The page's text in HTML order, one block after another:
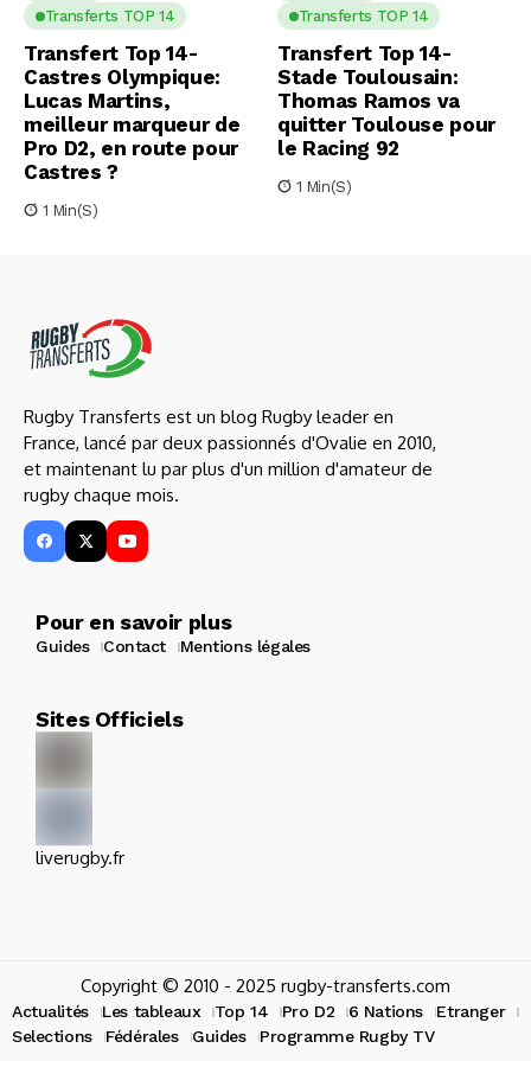
Transferts TOP 14
Transfert Top 14-
Castres Olympique:
Lucas Martins,
meilleur marqueur de
Pro D2, en route pour
Castres ?
1 Min(s)
Transferts TOP 14
Transfert Top 14-
Stade Toulousain:
Thomas Ramos va
quitter Toulouse pour
le Racing 92
1 Min(s)
Rugby Transferts est un blog Rugby leader en
France, lancé par deux passionnés d'Ovalie en 2010,
et maintenant lu par plus d'un million d'amateur de
rugby chaque mois.
Pour en savoir plus
Guides Contact Mentions légales
Sites Officiels
liverugby.fr
Copyright © 2010 - 2025 rugby-transferts.com
Actualités Les tableaux Top 14 Pro D2 6 Nations
Etranger
Selections
Fédérales Guides Programme Rugby TV